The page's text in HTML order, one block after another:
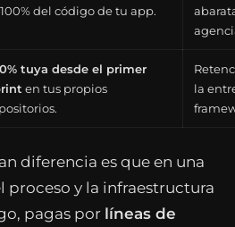
del código de tu app.
tuya desde el primer
en tus propios
la
diferencia es que en una
proceso y la infraestructura
pagas por líneas de